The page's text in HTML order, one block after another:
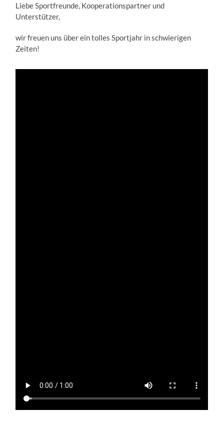
Liebe Sportfreunde, Kooperationspartner und
Unterstützer,
wir freuen uns über ein tolles Sportjahr in schwierigen
Zeiten!